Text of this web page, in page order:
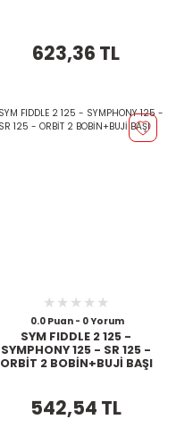
623,36 TL
0.0 Puan - 0 Yorum
SYM FIDDLE 2 125 -
SYMPHONY 125 - SR 125 -
ORBİT 2 BOBİN+BUJİ BAŞI
542,54 TL